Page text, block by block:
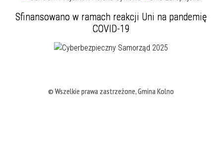
Sfinansowano w ramach reakcji Uni na pandemię
COVID-19
© Wszelkie prawa zastrzeżone, Gmina Kolno